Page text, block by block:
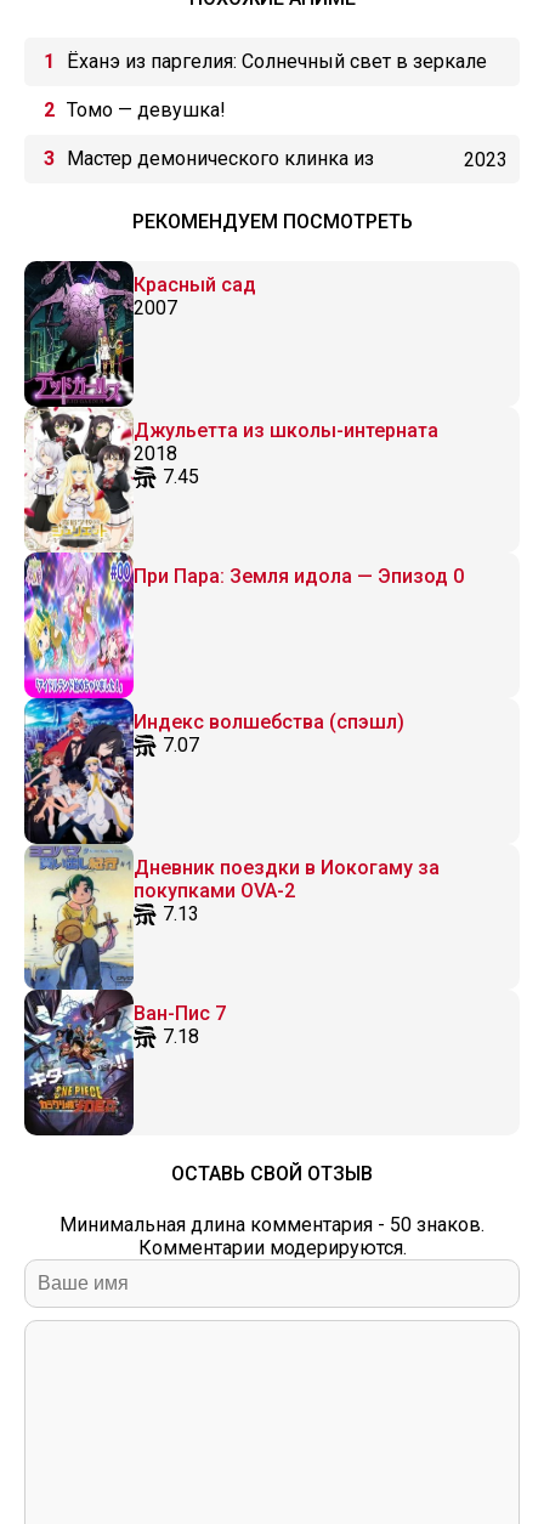
Ёханэ из паргелия: Солнечный свет в зеркале
Томо — девушка!
Мастер демонического клинка из 2023
РЕКОМЕНДУЕМ ПОСМОТРЕТЬ
Красный сад
2007
Джульетта из школы-интерната
2018
7.45
При Пара: Земля идола — Эпизод 0
Индекс волшебства (спэшл)
7.07
Дневник поездки в Иокогаму за
покупками OVA-2
7.13
Ван-Пис 7
7.18
ОСТАВЬ СВОЙ ОТЗЫВ
Минимальная длина комментария - 50 знаков.
Комментарии модерируются.